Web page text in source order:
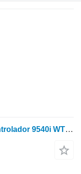
Centralina John Deere Módulo Controlador 9540i WTS 9560i WTS 9580i 9780CTS Computador do Motor para colheitadeira de grãos John Deere 9540i WTS 9560i WTS 9580i 9780CTS